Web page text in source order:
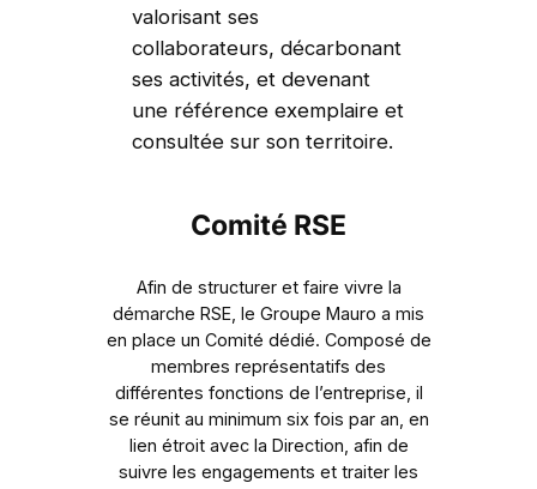
valorisant ses
collaborateurs, décarbonant
ses activités, et devenant
une référence exemplaire et
consultée sur son territoire.
Comité RSE
Afin de structurer et faire vivre la
démarche RSE, le Groupe Mauro a mis
en place un Comité dédié. Composé de
membres représentatifs des
différentes fonctions de l’entreprise, il
se réunit au minimum six fois par an, en
lien étroit avec la Direction, afin de
suivre les engagements et traiter les